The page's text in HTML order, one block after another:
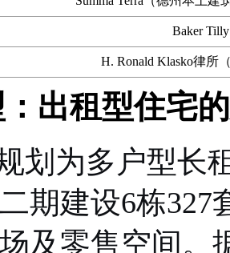
Baker
H. Ronald Klasko律所
出租型住宅
划为多户型长
期建设6栋
及零售空间。